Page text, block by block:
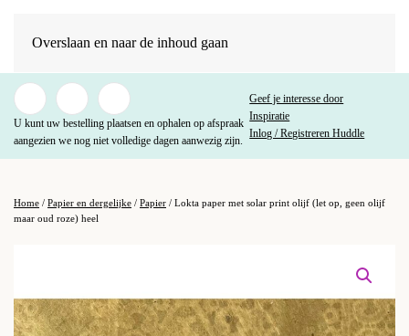
Overslaan en naar de inhoud gaan
U kunt uw bestelling plaatsen en ophalen op afspraak
aangezien we nog niet volledige dagen aanwezig zijn.
Geef je interesse door
Inspiratie
Inlog / Registreren Huddle
Home / Papier en dergelijke / Papier / Lokta paper met solar print olijf (let op, geen olijf
maar oud roze) heel